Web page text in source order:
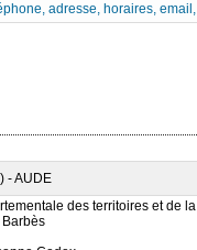
adresse, horaires,
- AUDE
des territoires et de